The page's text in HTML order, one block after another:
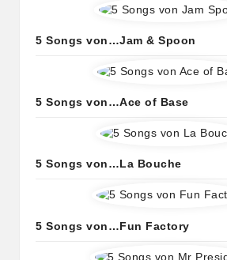
5 Songs von…Jam & Spoon
5 Songs von…Ace of Base
5 Songs von…La Bouche
5 Songs von…Fun Factory